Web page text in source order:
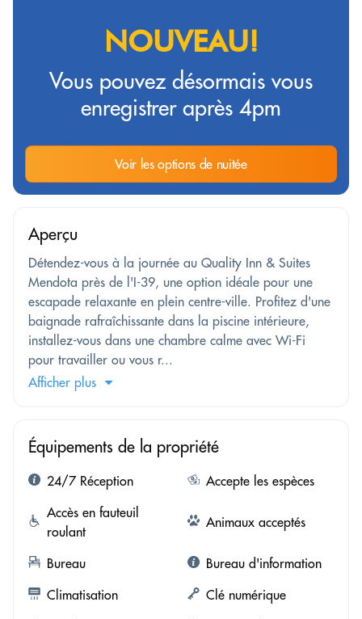
NOUVEAU!
Vous pouvez désormais vous
enregistrer après 4pm
Voir les options de nuitée
Aperçu
Détendez-vous à la journée au Quality Inn & Suites
Mendota près de l'I-39, une option idéale pour une
escapade relaxante en plein centre-ville. Profitez d'une
baignade rafraîchissante dans la piscine intérieure,
installez-vous dans une chambre calme avec Wi-Fi
pour travailler ou vous r...
Afficher plus
Équipements de la propriété
24/7 Réception
Accepte les espèces
Accès en fauteuil
roulant
Animaux acceptés
Bureau
Bureau d'information
Climatisation
Clé numérique